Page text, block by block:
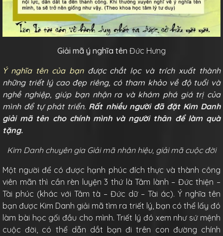
Giải mã ý nghĩa tên Đức Hưng
Ý nghĩa tên của bạnđược chắt lọc và trích xuất thành
những triết lý cao đẹp riêng, có tham khảo về độ tuổi và
nghề nghiệp, giúp bạn nhận ra và khám phá giá trị của
mình để tự phát triển. Rất nhiều người đã đặt Kim Danh
giải mã tên cho chính mình và người thân để làm quà
tặng.
Kim Danh chuyên gia Giải mã nhân hiệu, giải mã cuộc đời
Một người để có được hạnh phúc đích thực và thành công
viên mãn thì cần rèn luyện 3 thứ là Tâm lành – Đức thiện –
Tài phúc (khác với Tâm tà – Đức dữ – Tài ác). Ý nghĩa tên
bạn được Kim Danh giải mã tìm ra triết lý, bạn có thể lấy đó
làm bài học gối đầu cho mình. Triết lý đó xem như sứ mệnh
cuộc đời, có thể dẫn dắt bạn đi trên con đường chính